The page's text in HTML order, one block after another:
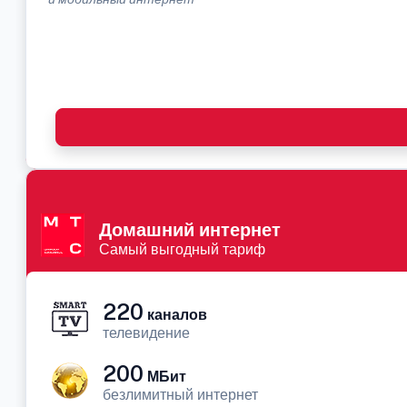
Домашний интернет
Самый выгодный тариф
220 каналов
телевидение
200 МБит
безлимитный интернет